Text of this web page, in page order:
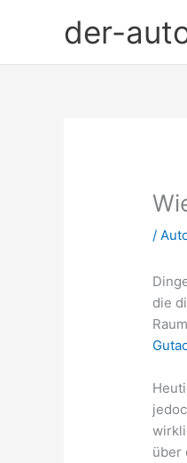
der-
/
die
über